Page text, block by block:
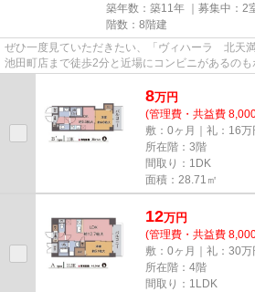
築年数：築11年 ｜募集中： 2
階数：8階建
ぜひ一度見ていただきたい、「ヴィハーラ 北天
池田町店まで徒歩2分と近場にコンビニがあるの
8万円
(管理費・共益費
敷：0ヶ月｜礼：16万
所在階：3階
間取り：1DK
面積：28.71㎡
12万円
(管理費・共益費
敷：0ヶ月｜礼：30万
所在階：4階
間取り：1LDK